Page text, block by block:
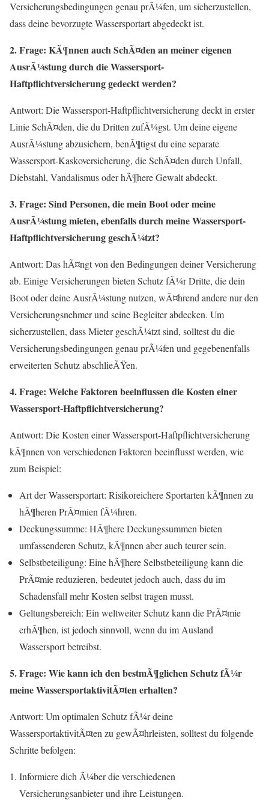
Versicherungsbedingungen genau prÃ¼fen, um sicherzustellen,
dass deine bevorzugte Wassersportart abgedeckt ist.
2. Frage: KÃ¶nnen auch SchÃ¤den an meiner eigenen
AusrÃ¼stung durch die Wassersport-
Haftpflichtversicherung gedeckt werden?
Antwort: Die Wassersport-Haftpflichtversicherung deckt in erster
Linie SchÃ¤den, die du Dritten zufÃ¼gst. Um deine eigene
AusrÃ¼stung abzusichern, benÃ¶tigst du eine separate
Wassersport-Kaskoversicherung, die SchÃ¤den durch Unfall,
Diebstahl, Vandalismus oder hÃ¶here Gewalt abdeckt.
3. Frage: Sind Personen, die mein Boot oder meine
AusrÃ¼stung mieten, ebenfalls durch meine Wassersport-
Haftpflichtversicherung geschÃ¼tzt?
Antwort: Das hÃ¤ngt von den Bedingungen deiner Versicherung
ab. Einige Versicherungen bieten Schutz fÃ¼r Dritte, die dein
Boot oder deine AusrÃ¼stung nutzen, wÃ¤hrend andere nur den
Versicherungsnehmer und seine Begleiter abdecken. Um
sicherzustellen, dass Mieter geschÃ¼tzt sind, solltest du die
Versicherungsbedingungen genau prÃ¼fen und gegebenenfalls
erweiterten Schutz abschlieÃŸen.
4. Frage: Welche Faktoren beeinflussen die Kosten einer
Wassersport-Haftpflichtversicherung?
Antwort: Die Kosten einer Wassersport-Haftpflichtversicherung
kÃ¶nnen von verschiedenen Faktoren beeinflusst werden, wie
zum Beispiel:
Art der Wassersportart: Risikoreichere Sportarten kÃ¶nnen zu
hÃ¶heren PrÃ¤mien fÃ¼hren.
Deckungssumme: HÃ¶here Deckungssummen bieten
umfassenderen Schutz, kÃ¶nnen aber auch teurer sein.
Selbstbeteiligung: Eine hÃ¶here Selbstbeteiligung kann die
PrÃ¤mie reduzieren, bedeutet jedoch auch, dass du im
Schadensfall mehr Kosten selbst tragen musst.
Geltungsbereich: Ein weltweiter Schutz kann die PrÃ¤mie
erhÃ¶hen, ist jedoch sinnvoll, wenn du im Ausland
Wassersport betreibst.
5. Frage: Wie kann ich den bestmÃ¶glichen Schutz fÃ¼r
meine WassersportaktivitÃ¤ten erhalten?
Antwort: Um optimalen Schutz fÃ¼r deine
WassersportaktivitÃ¤ten zu gewÃ¤hrleisten, solltest du folgende
Schritte befolgen:
Informiere dich Ã¼ber die verschiedenen
Versicherungsanbieter und ihre Leistungen.